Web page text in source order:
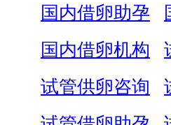
国内借卵助孕
国内借卵机构
试管供卵咨询